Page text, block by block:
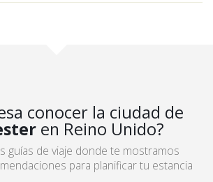
conocer la ciudad de
en Reino Unido?
guías de viaje donde te mostramos
para planificar tu estancia